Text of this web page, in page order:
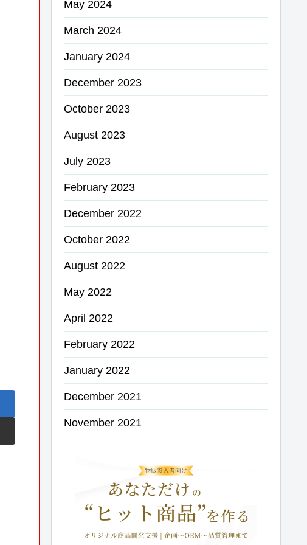
May 2024
March 2024
January 2024
December 2023
October 2023
August 2023
July 2023
February 2023
December 2022
October 2022
August 2022
May 2022
April 2022
February 2022
January 2022
December 2021
November 2021